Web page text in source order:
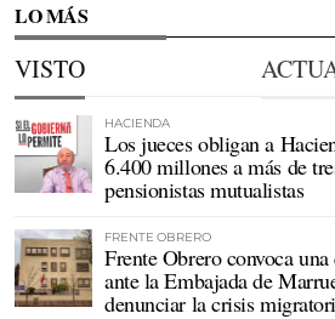
LO MÁS
VISTO
HACIENDA
Los jueces obligan a
6.400 millones a más de
pensionistas mutualistas
FRENTE OBRERO
Frente Obrero convoca
ante la Embajada de
denunciar la crisis